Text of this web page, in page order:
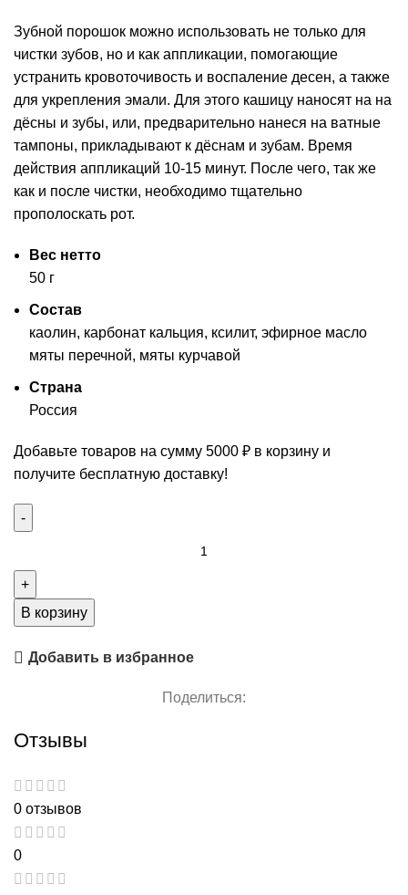
Зубной порошок можно использовать не только для
чистки зубов, но и как аппликации, помогающие
устранить кровоточивость и воспаление десен, а также
для укрепления эмали. Для этого кашицу наносят на на
дёсны и зубы, или, предварительно нанеся на ватные
тампоны, прикладывают к дёснам и зубам. Время
действия аппликаций 10-15 минут. После чего, так же
как и после чистки, необходимо тщательно
прополоскать рот.
Вес нетто
50 г
Состав
каолин, карбонат кальция, ксилит, эфирное масло
мяты перечной, мяты курчавой
Страна
Россия
Добавьте товаров на сумму 5000 ₽ в корзину и
получите бесплатную доставку!
Зубной
порошок
В корзину
Добавить в избранное
Поделиться:
Отзывы
0 отзывов
0